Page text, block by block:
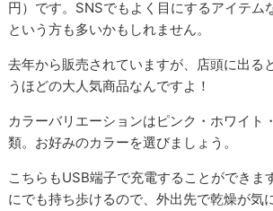
円）です。SNSでもよく目にするアイテム
という方も多いかもしれません。
去年から販売されていますが、店頭に出る
うほどの大人気商品なんですよ！
カラーバリエーションはピンク・ホワイト
類。お好みのカラーを選びましょう。
こちらもUSB端子で充電することができま
にでも持ち歩けるので、外出先で乾燥が気